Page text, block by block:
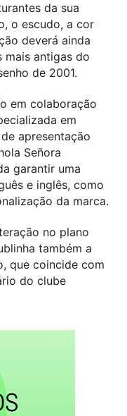
da sua
o escudo, a cor
deverá ainda
mais antigas do
de 2001.
em colaboração
em
apresentação
Señora
garantir uma
e inglês, como
da marca.
no plano
também a
que coincide com
do clube